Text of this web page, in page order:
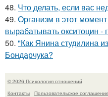
48. Что делать, если вас
49. Организм в этот
вырабатывать окситоцин -
50. "Как Янина студилина
Бондарчука?
© 2026 Психология отношений
Контакты
Пользовательское соглашение